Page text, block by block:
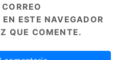
ESTE NAVEGADOR
QUE COMENTE.